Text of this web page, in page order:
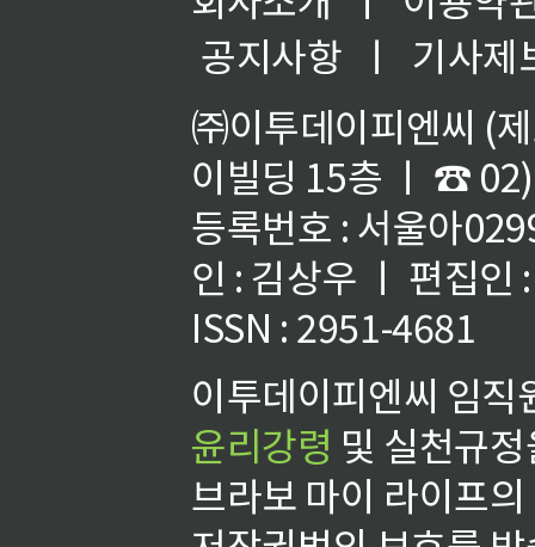
공지사항
ㅣ
기사제
㈜이투데이피엔씨 (
이빌딩 15층 ㅣ ☎
등록번호 : 서울아
인 : 김상우 ㅣ 편집인
ISSN : 2951-4681
이투데이피엔씨 임
윤리강령 및 실천규
브라보 마이 라이프